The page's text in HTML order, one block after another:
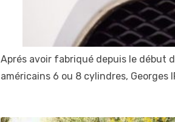
Aprés avoir fabriqué depuis le début
américains 6 ou 8 cylindres, Georges